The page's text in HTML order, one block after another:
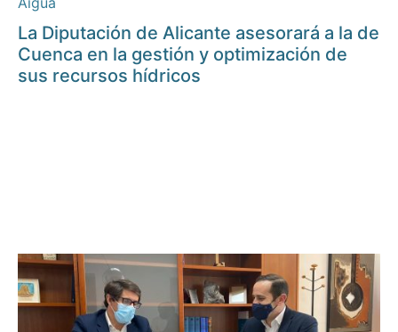
La Diputación de Alicante asesorará a la de
Cuenca en la gestión y optimización de
sus recursos hídricos